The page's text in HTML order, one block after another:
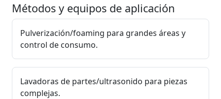
Métodos y equipos de aplicación
Pulverización/foaming para grandes áreas y
control de consumo.
Lavadoras de partes/ultrasonido para piezas
complejas.